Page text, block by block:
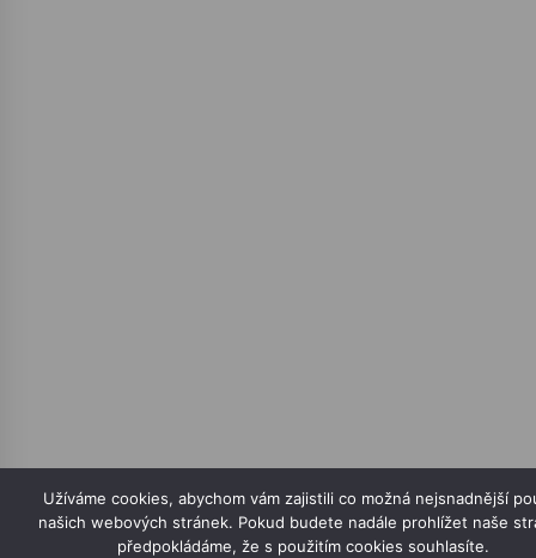
Užíváme cookies, abychom vám zajistili co možná nejsnadnější
našich webových stránek. Pokud budete nadále prohlížet naše
předpokládáme, že s použitím cookies souhlasíte.